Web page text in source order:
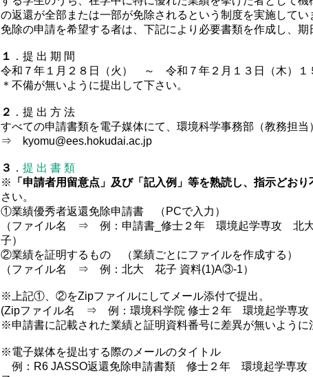
の返還が全部または一部が免除されるという制度を実施してい
免除の申請を希望する者は、下記により必要書類を作成し、期
１ ．提 出 期 間
令和７年１月２８日（火） ～ 令和７年２月１３日（木）１
＊不備が無いように提出して下さい。
２ ．提 出 方 法
すべての申請書類を電子媒体にて、環境科学事務部（教務担当
⇒ kyomu@ees.hokudai.ac.jp
３ ． 提 出 書 類
※
「申請者用留意点」及び「記入例」等を熟読し、指示どお
さい。
①業績優秀者返還免除申請書 （PCで入力）
（ファイル名 ⇒ 例：申請書_修士２年 環境起学専攻 北
子）
②業績を証明するもの （業績ごとにファイルを作成する）
（ファイル名 ⇒ 例：北大 花子 資料(1)A③-1）
※上記①、②をZipファイルにしてメール添付で提出。
(Zipファイル名 ⇒ 例：環境科学院 修士２年 環境起学専
※申請書に記載された業績と証明資料番号に差異が無いよう
※電子媒体を提出する際のメールのタイトル
例：R6 JASSO返還免除申請書類 修士２年 環境起学専